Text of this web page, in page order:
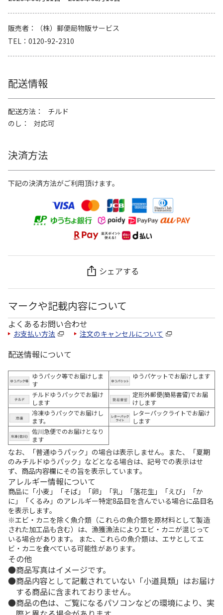
販売者
（株）郵便局物販サービス
TEL
0120-92-2310
配送情報
配送方法
チルド
のし
対応可
決済方法
下記の決済方法がご利用頂けます。
シェアする
マークや記載内容について
よくあるお問い合わせ
お支払い方法 注文のキャンセルについて
配送情報について
ゆうパック等でお届けしま
す
ゆうパケットでお届けします
チルドゆうパックでお届け
します
定形外郵便(簡易書留)でお届
けします
冷凍ゆうパックでお届けし
ます。
レターパックライトでお届け
します
佐川急便でのお届けとなり
ます
なお、「普通ゆうパック」の場合は表示しません。また、「夏期
のみチルドゆうパック」などとなる場合は、記号での表示はせ
ず、商品内容欄にその旨を表示しています。
アレルギー情報について
商品に「小麦」「そば」「卵」「乳」「落花生」「えび」「か
に」「くるみ」のアレルギー特定8品目を含んでいる場合に品目名
を表示します。
※エビ・カニを除く魚介類（これらの魚介類を原材料として製造
された加工品も含む）は、漁獲漁法によりエビ・カニが混じって
いる場合があります。 また、これらの魚介類は、エサとしてエ
ビ・カニを食べている可能性があります。
その他
商品写真はイメージです。
商品内容として記載されていない「小道具類」はお届け
する商品に含まれておりません。
商品の色は、ご覧になるパソコンなどの環境により、実